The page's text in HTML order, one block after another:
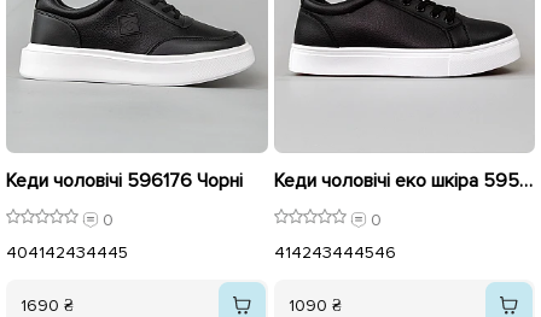
Кеди чоловічі 596176 Чорні
0
404142434445
1690 ₴
Кеди чоловічі еко шкіра 595763 Чорні
0
414243444546
1090 ₴